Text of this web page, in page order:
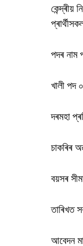
কেন্দ্ৰীয়
পদৰ নাম
খালী পদ
দৰমহা
চাকৰিৰ
বয়সৰ
তাৰিখত
আবেদন